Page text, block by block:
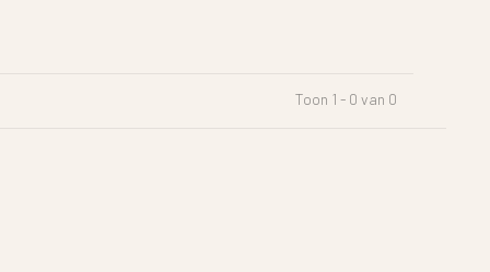
Toon 1 - 0 van 0